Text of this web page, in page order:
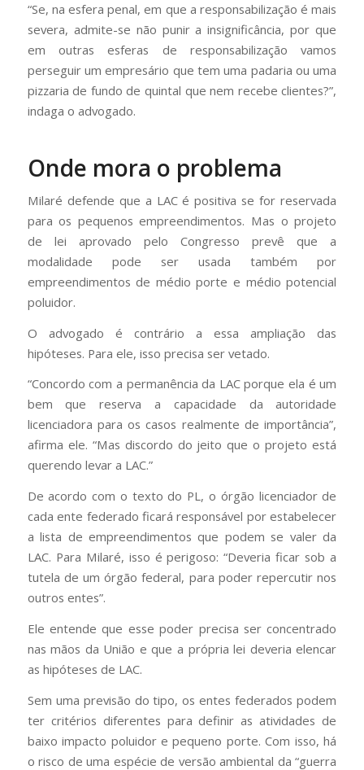
“Se, na esfera penal, em que a responsabilização é mais
severa, admite-se não punir a insignificância, por que
em outras esferas de responsabilização vamos
perseguir um empresário que tem uma padaria ou uma
pizzaria de fundo de quintal que nem recebe clientes?”,
indaga o advogado.
Onde mora o problema
Milaré defende que a LAC é positiva se for reservada
para os pequenos empreendimentos. Mas o projeto
de lei aprovado pelo Congresso prevê que a
modalidade pode ser usada também por
empreendimentos de médio porte e médio potencial
poluidor.
O advogado é contrário a essa ampliação das
hipóteses. Para ele, isso precisa ser vetado.
“Concordo com a permanência da LAC porque ela é um
bem que reserva a capacidade da autoridade
licenciadora para os casos realmente de importância”,
afirma ele. “Mas discordo do jeito que o projeto está
querendo levar a LAC.”
De acordo com o texto do PL, o órgão licenciador de
cada ente federado ficará responsável por estabelecer
a lista de empreendimentos que podem se valer da
LAC. Para Milaré, isso é perigoso: “Deveria ficar sob a
tutela de um órgão federal, para poder repercutir nos
outros entes”.
Ele entende que esse poder precisa ser concentrado
nas mãos da União e que a própria lei deveria elencar
as hipóteses de LAC.
Sem uma previsão do tipo, os entes federados podem
ter critérios diferentes para definir as atividades de
baixo impacto poluidor e pequeno porte. Com isso, há
o risco de uma espécie de versão ambiental da “guerra